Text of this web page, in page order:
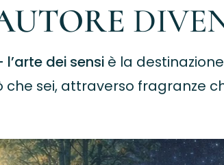
dei sensi è la
che sei, attraverso fragranze